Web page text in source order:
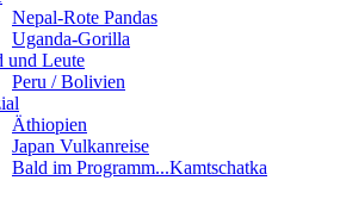
Nepal-Rote Pandas
Uganda-Gorilla
und Leute
Peru / Bolivien
Äthiopien
Japan Vulkanreise
Bald im Programm...Kamtschatka